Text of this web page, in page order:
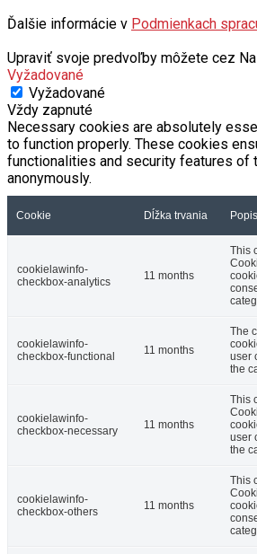
Ďalšie informácie v Podmienkach
Upraviť svoje predvoľby môžete cez
Vyžadované
Vyžadované
Vždy zapnuté
Necessary cookies are absolutely
to function properly. These cookies
functionalities and security features of
anonymously.
Cookie Dĺžka trvania Popis
cookielawinfo-
checkbox-analytics
11 months
This
cookielawinfo-
checkbox-functional
11 months
The
user
the
cookielawinfo-
checkbox-necessary
11 months
This
user
the
cookielawinfo-
checkbox-others
11 months
This